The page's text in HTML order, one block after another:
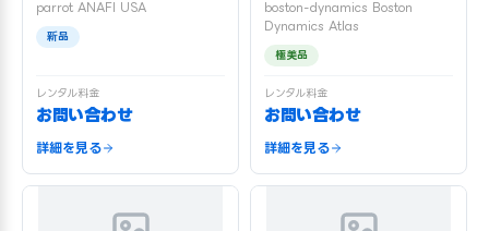
parrot ANAFI USA
新品
レンタル料金
お問い合わせ
詳細を見る
boston-dynamics Boston
Dynamics Atlas
極美品
レンタル料金
お問い合わせ
詳細を見る